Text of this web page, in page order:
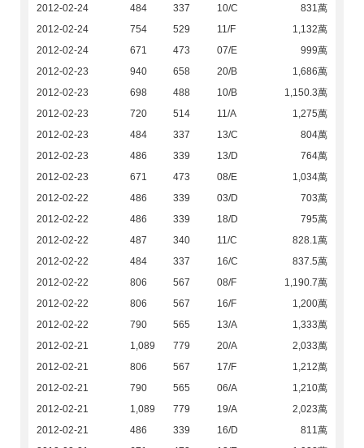
2012-02-24
484 337 10/C
831萬
2012-02-24
754 529 11/F
1,132萬
2012-02-24
671 473 07/E
999萬
2012-02-23
940 658 20/B
1,686萬
2012-02-23
698 488 10/B
1,150.3萬
2012-02-23
720 514 11/A
1,275萬
2012-02-23
484 337 13/C
804萬
2012-02-23
486 339 13/D
764萬
2012-02-23
671 473 08/E
1,034萬
2012-02-22
486 339 03/D
703萬
2012-02-22
486 339 18/D
795萬
2012-02-22
487 340 11/C
828.1萬
2012-02-22
484 337 16/C
837.5萬
2012-02-22
806 567 08/F
1,190.7萬
2012-02-22
806 567 16/F
1,200萬
2012-02-22
790 565 13/A
1,333萬
2012-02-21
1,089 779 20/A
2,033萬
2012-02-21
806 567 17/F
1,212萬
2012-02-21
790 565 06/A
1,210萬
2012-02-21
1,089 779 19/A
2,023萬
2012-02-21
486 339 16/D
811萬